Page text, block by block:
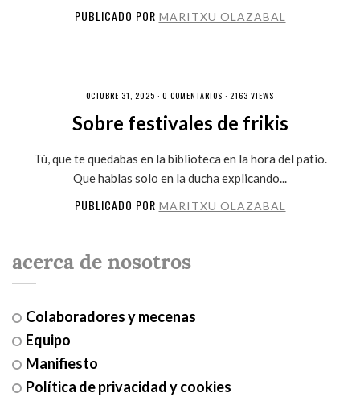
PUBLICADO POR MARITXU OLAZABAL
OCTUBRE 31, 2025 · 0 COMENTARIOS · 2163 VIEWS
Sobre festivales de frikis
Tú, que te quedabas en la biblioteca en la hora del patio.
Que hablas solo en la ducha explicando...
PUBLICADO POR MARITXU OLAZABAL
acerca de nosotros
Colaboradores y mecenas
Equipo
Manifiesto
Política de privacidad y cookies